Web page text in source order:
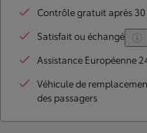
Contrôle gratuit après
Satisfait ou échangé
Assistance Européenne
Véhicule de
des passagers